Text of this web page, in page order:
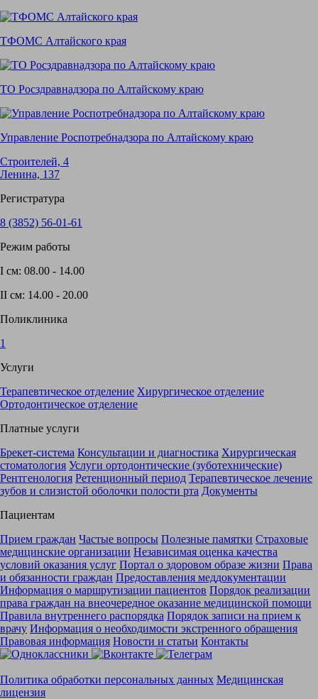
ТФОМС Алтайского края
ТО Росздравнадзора по Алтайскому краю
Управление Роспотребнадзора по Алтайскому краю
Строителей, 4
Ленина, 137
Регистратура
8 (3852) 56-01-61
Режим работы
I см: 08.00 - 14.00
II см: 14.00 - 20.00
Поликлиника
1
Услуги
Терапевтическое отделение Хирургическое отделение
Ортодонтическое отделение
Платные услуги
Брекет-система Консультации и диагностика Хирургическая
стоматология Услуги ортодонтические (зуботехнические)
Рентгенология Ретенционный период Терапевтическое лечение
зубов и слизистой оболочки полости рта Документы
Пациентам
Прием граждан Частые вопросы Полезные памятки Страховые
медицинские организации Независимая оценка качества
условий оказания услуг Портал о здоровом образе жизни Права
и обязанности граждан Предоставления меддокументации
Информация о маршрутизации пациентов Порядок реализации
права граждан на внеочередное оказание медицинской помощи
Правила внутреннего распорядка Порядок записи на прием к
врачу Информация о необходимости экстренного обращения
Правовая информация Новости и статьи Контакты
Политика обработки персональных данных Медицинская
лицензия